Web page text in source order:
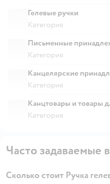
Гелевые ручки
Категория
Письменные
Категория
Канцелярские
Категория
Канцтовары и товары
Категория
Часто задаваемые
Сколько стоит Ручка